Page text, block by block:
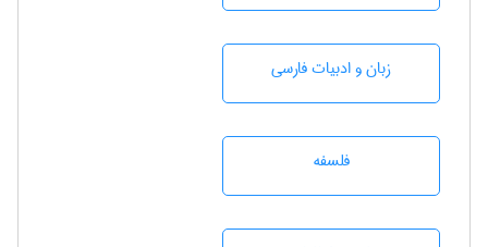
زبان و ادبيات فارسی
فلسفه